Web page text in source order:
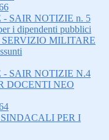
SAIR NOTIZIE n. 5
i dipendenti pubblici
MILITARE
SAIR NOTIZIE N.4
DOCENTI NEO
PER I